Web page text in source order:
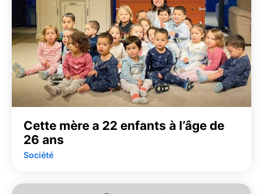
Cette mère a 22 enfants à l’âge de
26 ans
Société